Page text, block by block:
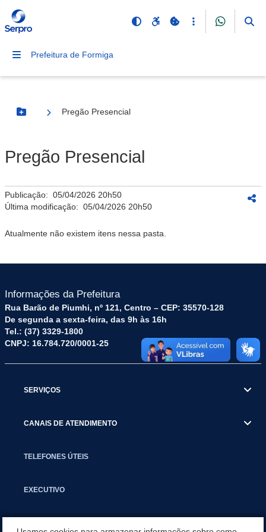
Prefeitura de Formiga
Botão Menu
Pregão Presencial
Pregão Presencial
Publicação: 05/04/2026 20h50
Última modificação: 05/04/2026 20h50
Atualmente não existem itens nessa pasta.
Informações da Prefeitura
Rua Barão de Piumhi, nº 121, Centro – CEP: 35570-128
De segunda a sexta-feira, das 9h às 16h
Tel.: (37) 3329-1800
CNPJ: 16.784.720/0001-25
SERVIÇOS
CANAIS DE ATENDIMENTO
TELEFONES ÚTEIS
EXECUTIVO